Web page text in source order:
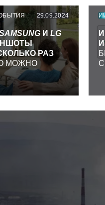
29.09.2024
И LG
РАЗ
МОЖНО